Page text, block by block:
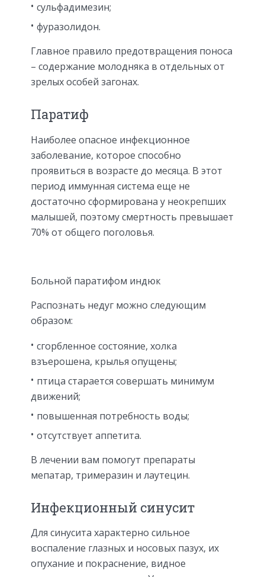
сульфадимезин;
фуразолидон.
Главное правило предотвращения поноса
– содержание молодняка в отдельных от
зрелых особей загонах.
Паратиф
Наиболее опасное инфекционное
заболевание, которое способно
проявиться в возрасте до месяца. В этот
период иммунная система еще не
достаточно сформирована у неокрепших
малышей, поэтому смертность превышает
70% от общего поголовья.
Больной паратифом индюк
Распознать недуг можно следующим
образом:
сгорбленное состояние, холка
взъерошена, крылья опущены;
птица старается совершать минимум
движений;
повышенная потребность воды;
отсутствует аппетита.
В лечении вам помогут препараты
мепатар, тримеразин и лаутецин.
Инфекционный синусит
Для синусита характерно сильное
воспаление глазных и носовых пазух, их
опухание и покраснение, видное